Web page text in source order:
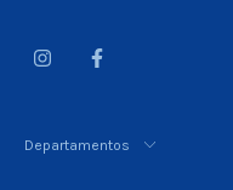
Departamentos